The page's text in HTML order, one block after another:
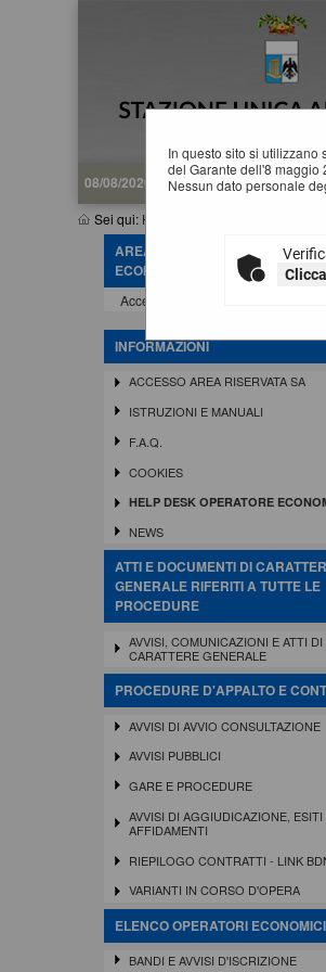
08/08/2026 18:23
Sei qui: Home
In questo sito si
del Garante dell'8 maggio
Nessun dato personale
AREA RISERVATA OPERATORE
ECONOMICO
Accedi - Registrati
INFORMAZIONI
ACCESSO AREA RISERVATA SA
ISTRUZIONI E MANUALI
F.A.Q.
COOKIES
HELP DESK OPERATORE
NEWS
ATTI E DOCUMENTI DI
GENERALE RIFERITI A TUTTE LE
PROCEDURE
AVVISI, COMUNICAZIONI E ATTI DI
CARATTERE GENERALE
PROCEDURE D'APPALTO E
AVVISI DI AVVIO CONSULTAZIONE
AVVISI PUBBLICI
GARE E PROCEDURE
AVVISI DI AGGIUDICAZIONE, ESITI
AFFIDAMENTI
RIEPILOGO CONTRATTI - LINK
VARIANTI IN CORSO D'OPERA
ELENCO OPERATORI ECONOMICI
BANDI E AVVISI D'ISCRIZIONE